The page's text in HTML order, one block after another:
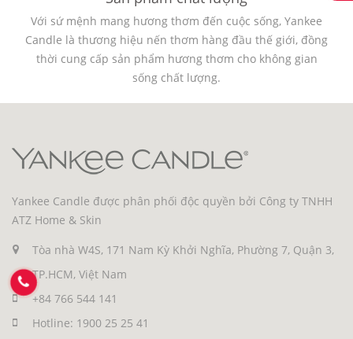
Với sứ mệnh mang hương thơm đến cuộc sống, Yankee
Candle là thương hiệu nến thơm hàng đầu thế giới, đồng
thời cung cấp sản phẩm hương thơm cho không gian
sống chất lượng.
Yankee Candle được phân phối độc quyền bởi Công ty TNHH
ATZ Home & Skin
Tòa nhà W4S, 171 Nam Kỳ Khởi Nghĩa, Phường 7, Quận 3,
TP.HCM, Việt Nam
+84 766 544 141
Hotline: 1900 25 25 41